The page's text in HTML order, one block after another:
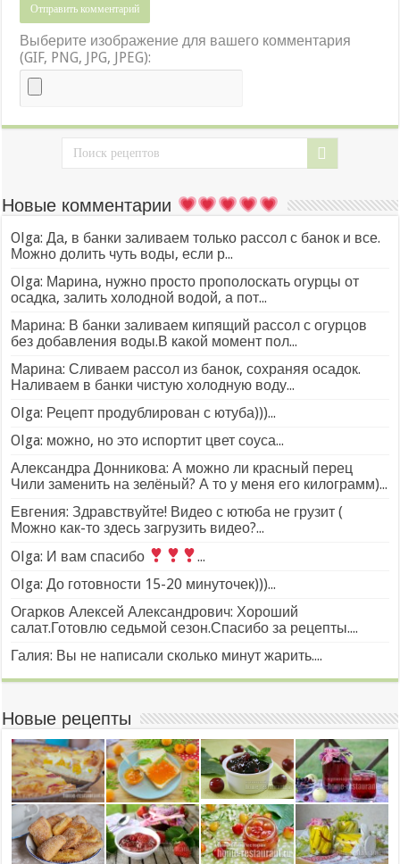
Выберите изображение для вашего комментария
(GIF, PNG, JPG, JPEG):
Новые комментарии
Olga: Да, в банки заливаем только рассол с банок и все.
Можно долить чуть воды, если р...
Olga: Марина, нужно просто прополоскать огурцы от
осадка, залить холодной водой, а пот...
Марина: В банки заливаем кипящий рассол с огурцов
без добавления воды.В какой момент пол...
Марина: Сливаем рассол из банок, сохраняя осадок.
Наливаем в банки чистую холодную воду...
Olga: Рецепт продублирован с ютуба)))...
Olga: можно, но это испортит цвет соуса...
Александра Донникова: А можно ли красный перец
Чили заменить на зелёный? А то у меня его килограмм)...
Евгения: Здравствуйте! Видео с ютюба не грузит (
Можно как-то здесь загрузить видео?...
Olga: И вам спасибо
...
Olga: До готовности 15-20 минуточек)))...
Огарков Алексей Александрович: Хороший
салат.Готовлю седьмой сезон.Спасибо за рецепты....
Галия: Вы не написали сколько минут жарить....
Новые рецепты